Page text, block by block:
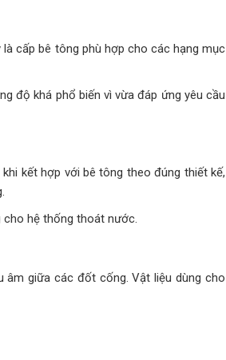
cấp bê tông phù hợp cho các hạng mục
độ khá phổ biến vì vừa đáp ứng yêu cầu
kết hợp với bê tông theo đúng thiết kế,
cho hệ thống thoát nước.
giữa các đốt cống. Vật liệu dùng cho